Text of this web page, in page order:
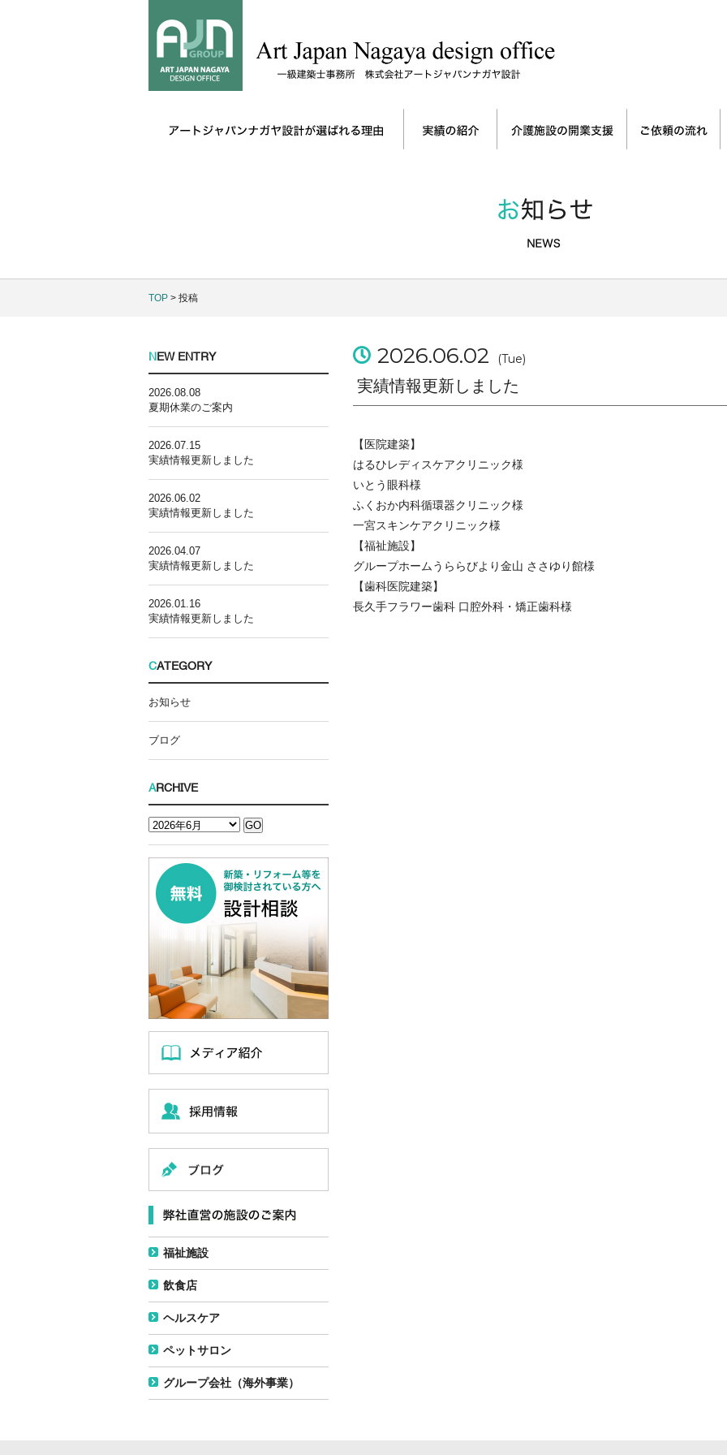
TOP > 投稿
2026.06.02 (Tue)
実績情報更新しました
【医院建築】
はるひレディスケアクリニック様
いとう眼科様
ふくおか内科循環器クリニック様
一宮スキンケアクリニック様
【福祉施設】
グループホームうららびより金山 ささゆり館様
【歯科医院建築】
長久手フラワー歯科 口腔外科・矯正歯科様
NEW ENTRY
2026.08.08
夏期休業のご案内
2026.07.15
実績情報更新しました
2026.06.02
実績情報更新しました
2026.04.07
実績情報更新しました
2026.01.16
実績情報更新しました
CATEGORY
お知らせ
ブログ
ARCHIVE
福祉施設
飲食店
ヘルスケア
ペットサロン
グループ会社（海外事業）